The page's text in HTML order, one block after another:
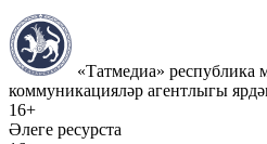
«Татмедиа» республика
коммуникацияләр агентлыгы
16+
Әлеге ресурста